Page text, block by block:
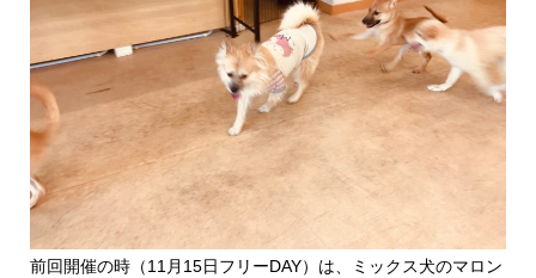
前回開催の時（11月15日フリーDAY）は、ミックス犬のマロン